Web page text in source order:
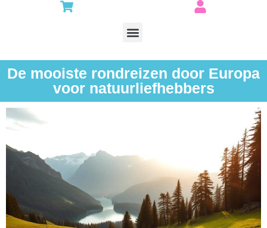
De mooiste rondreizen door Europa
voor natuurliefhebbers